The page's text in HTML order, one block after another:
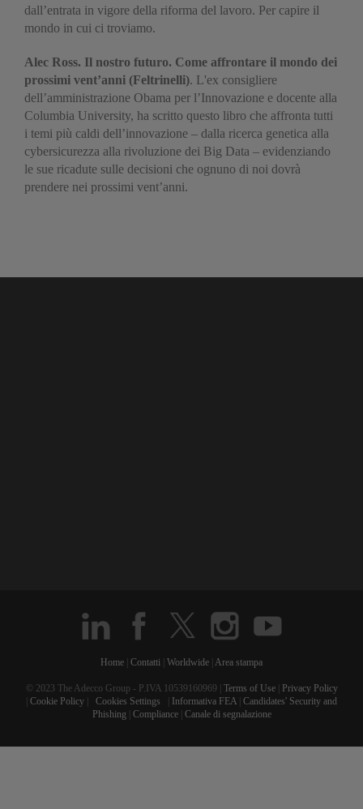
dall’entrata in vigore della riforma del lavoro. Per capire il
mondo in cui ci troviamo.
Alec Ross. Il nostro futuro. Come affrontare il mondo dei
prossimi vent’anni (Feltrinelli). L'ex consigliere
dell’amministrazione Obama per l’Innovazione e docente alla
Columbia University, ha scritto questo libro che affronta tutti
i temi più caldi dell’innovazione – dalla ricerca genetica alla
cybersicurezza alla rivoluzione dei Big Data – evidenziando
le sue ricadute sulle decisioni che ognuno di noi dovrà
prendere nei prossimi vent’anni.
Home Contatti Worldwide Area stampa
© 2023 The Adecco Group - P.IVA 10539160969 | Terms of Use|
Privacy Policy
Cookie Policy Cookies Settings Informativa FEA Candidates' Security and
Phishing
Compliance| Canale di segnalazione